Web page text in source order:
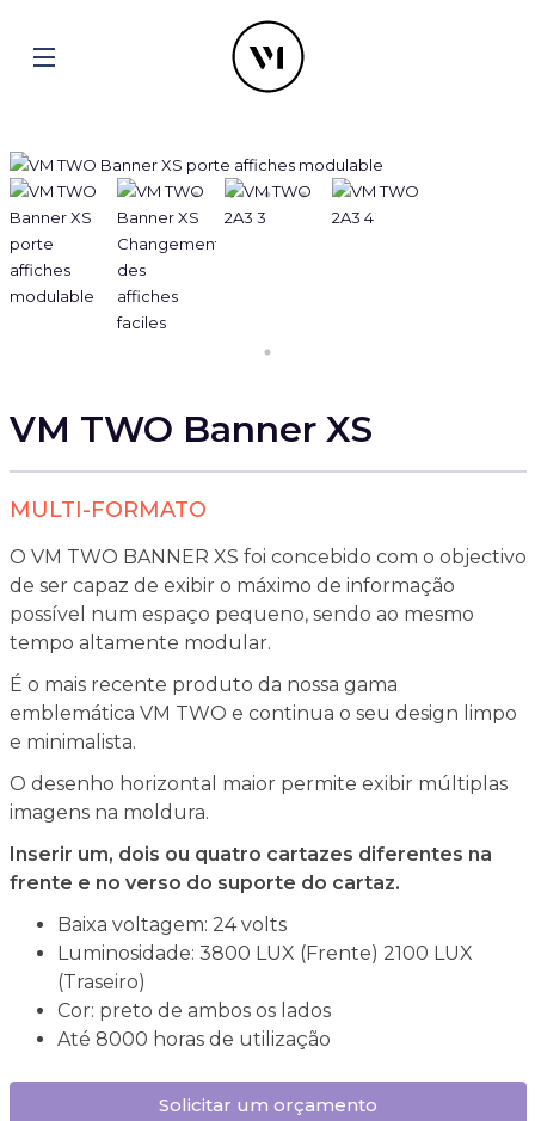
VM TWO Banner XS
MULTI-FORMATO
O VM TWO BANNER XS foi concebido com o objectivo
de ser capaz de exibir o máximo de informação
possível num espaço pequeno, sendo ao mesmo
tempo altamente modular.
É o mais recente produto da nossa gama
emblemática VM TWO e continua o seu design limpo
e minimalista.
O desenho horizontal maior permite exibir múltiplas
imagens na moldura.
Inserir um, dois ou quatro cartazes diferentes na
frente e no verso do suporte do cartaz.
Baixa voltagem: 24 volts
Luminosidade: 3800 LUX (Frente) 2100 LUX
(Traseiro)
Cor: preto de ambos os lados
Até 8000 horas de utilização
Solicitar um orçamento